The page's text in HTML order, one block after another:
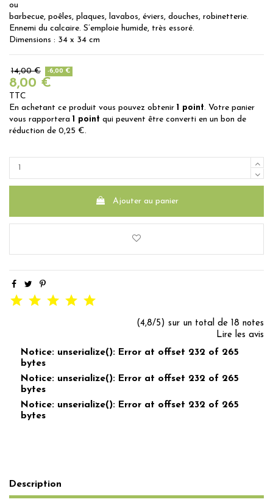
ou
barbecue, poêles, plaques, lavabos, éviers, douches, robinetterie.
Ennemi du calcaire. S’emploie humide, très essoré.
Dimensions : 34 x 34 cm
14,00 € -6,00 €
8,00 €
TTC
En achetant ce produit vous pouvez obtenir 1 point. Votre panier
vous rapportera 1 point qui peuvent être converti en un bon de
réduction de 0,25 €.
Ajouter au panier
(4,8/5) sur un total de 18 notes
Lire les avis
Notice: unserialize(): Error at offset 232 of 265
bytes
Notice: unserialize(): Error at offset 232 of 265
bytes
Notice: unserialize(): Error at offset 232 of 265
bytes
Description